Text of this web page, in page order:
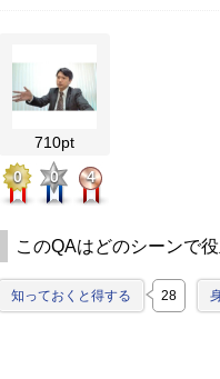
710pt
0
0 4
このQAはどのシーンで
知っておくと得する 28